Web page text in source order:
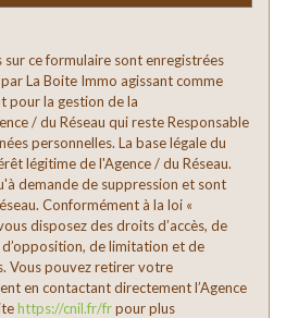
49,16 %
88,07 %
11,93 %
4,58 %
ce formulaire sont enregistrées
La Boite Immo agissant comme
pour la gestion de la
/ du Réseau qui reste Responsable
personnelles. La base légale du
légitime de l'Agence / du Réseau.
demande de suppression et sont
Conformément à la loi «
disposez des droits d’accès, de
de limitation et de
Vous pouvez retirer votre
en contactant directement l’Agence
https://cnil.fr/frpour plus